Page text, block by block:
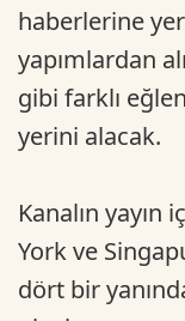
haberlerine
yapımlardan
gibi farklı
yerini alacak.
Kanalın
York ve
dört bir